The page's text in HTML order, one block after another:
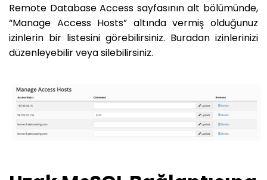
Remote Database Access sayfasının alt bölümünde,
“Manage Access Hosts” altında vermiş olduğunuz
izinlerin bir listesini görebilirsiniz. Buradan izinlerinizi
düzenleyebilir veya silebilirsiniz.